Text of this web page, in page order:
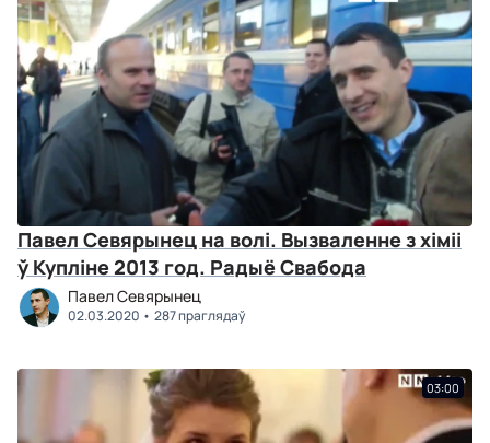
Павел Севярынец на волі. Вызваленне з хіміі
ў Купліне 2013 год. Радыё Свабода
Павел Севярынец
02.03.2020 287 праглядаў
03:00